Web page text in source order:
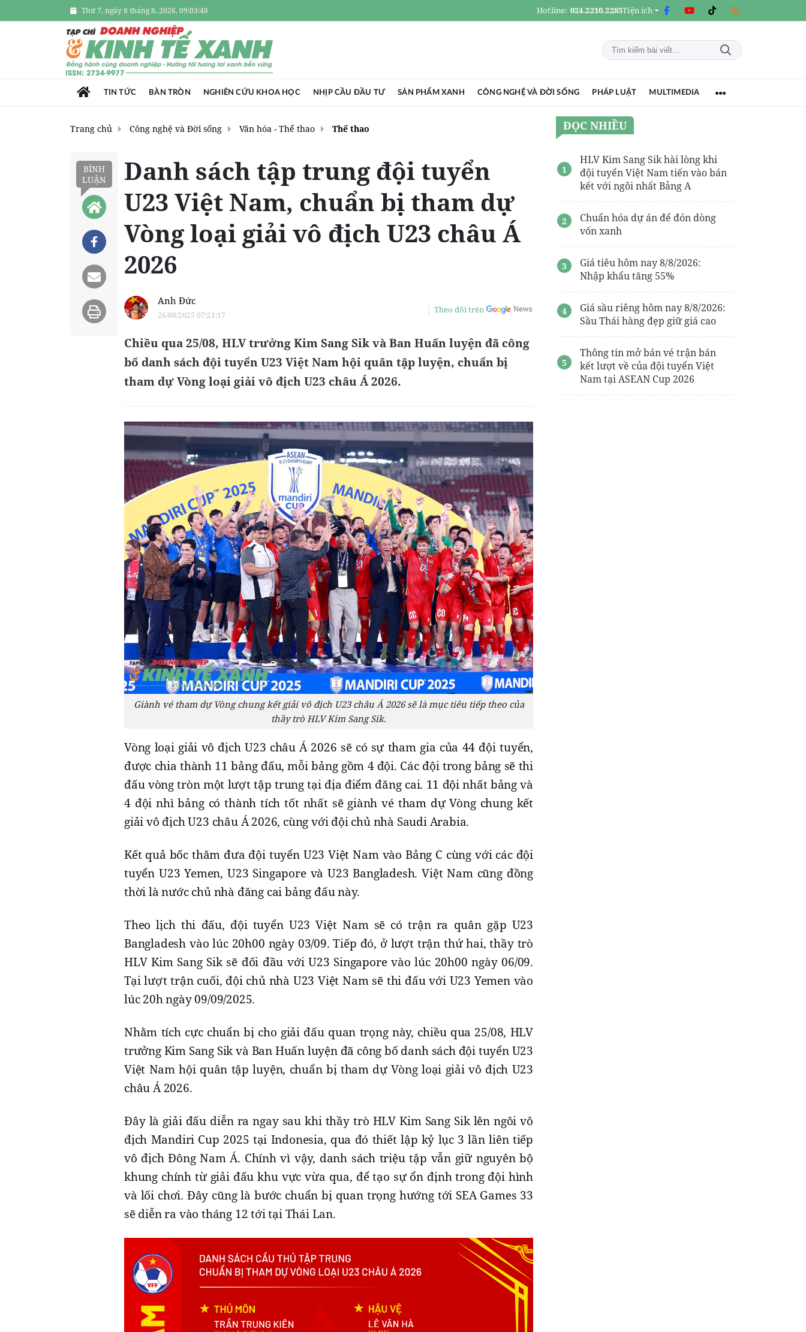
Thứ 7, ngày 8 tháng 8, 2026, 09:03:49 Hotline: 024.2210.2285Tiện ích
TIN TỨC BÀN TRÒN NGHIÊN CỨU KHOA HỌC NHỊP CẦU ĐẦU TƯ SẢN PHẨM XANH CÔNG NGHỆ VÀ ĐỜI SỐNG PHÁP LUẬT MULTIMEDIA
Trang chủ Công nghệ và Đời sống Văn hóa - Thể thao Thể thao
BÌNH
LUẬN
Danh sách tập trung đội tuyển
U23 Việt Nam, chuẩn bị tham dự
Vòng loại giải vô địch U23 châu Á
2026
Anh Đức
26/08/2025 07:21:17
Theo dõi trên
Chiều qua 25/08, HLV trưởng Kim Sang Sik và Ban Huấn luyện đã công
bố danh sách đội tuyển U23 Việt Nam hội quân tập luyện, chuẩn bị
tham dự Vòng loại giải vô địch U23 châu Á 2026.
Giành vé tham dự Vòng chung kết giải vô địch U23 châu Á 2026 sẽ là mục tiêu tiếp theo của
thầy trò HLV Kim Sang Sik.
Vòng loại giải vô địch U23 châu Á 2026 sẽ có sự tham gia của 44 đội tuyển,
được chia thành 11 bảng đấu, mỗi bảng gồm 4 đội. Các đội trong bảng sẽ thi
đấu vòng tròn một lượt tập trung tại địa điểm đăng cai. 11 đội nhất bảng và
4 đội nhì bảng có thành tích tốt nhất sẽ giành vé tham dự Vòng chung kết
giải vô địch U23 châu Á 2026, cùng với đội chủ nhà Saudi Arabia.
Kết quả bốc thăm đưa đội tuyển U23 Việt Nam vào Bảng C cùng với các đội
tuyển U23 Yemen, U23 Singapore và U23 Bangladesh. Việt Nam cũng đồng
thời là nước chủ nhà đăng cai bảng đấu này.
Theo lịch thi đấu, đội tuyển U23 Việt Nam sẽ có trận ra quân gặp U23
Bangladesh vào lúc 20h00 ngày 03/09. Tiếp đó, ở lượt trận thứ hai, thầy trò
HLV Kim Sang Sik sẽ đối đầu với U23 Singapore vào lúc 20h00 ngày 06/09.
Tại lượt trận cuối, đội chủ nhà U23 Việt Nam sẽ thi đấu với U23 Yemen vào
lúc 20h ngày 09/09/2025.
Nhằm tích cực chuẩn bị cho giải đấu quan trọng này, chiều qua 25/08, HLV
trưởng Kim Sang Sik và Ban Huấn luyện đã công bố danh sách đội tuyển U23
Việt Nam hội quân tập luyện, chuẩn bị tham dự Vòng loại giải vô địch U23
châu Á 2026.
Đây là giải đấu diễn ra ngay sau khi thầy trò HLV Kim Sang Sik lên ngôi vô
địch Mandiri Cup 2025 tại Indonesia, qua đó thiết lập kỷ lục 3 lần liên tiếp
vô địch Đông Nam Á. Chính vì vậy, danh sách triệu tập vẫn giữ nguyên bộ
khung chính từ giải đấu khu vực vừa qua, để tạo sự ổn định trong đội hình
và lối chơi. Đây cũng là bước chuẩn bị quan trọng hướng tới SEA Games 33
sẽ diễn ra vào tháng 12 tới tại Thái Lan.
ĐỌC NHIỀU
HLV Kim Sang Sik hài lòng khi
đội tuyển Việt Nam tiến vào bán
kết với ngôi nhất Bảng A
Chuẩn hóa dự án để đón dòng
vốn xanh
Giá tiêu hôm nay 8/8/2026:
Nhập khẩu tăng 55%
Giá sầu riêng hôm nay 8/8/2026:
Sầu Thái hàng đẹp giữ giá cao
Thông tin mở bán vé trận bán
kết lượt về của đội tuyển Việt
Nam tại ASEAN Cup 2026